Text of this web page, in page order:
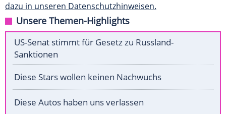
dazu in unseren Datenschutzhinweisen.
Unsere Themen-Highlights
US-Senat stimmt für Gesetz zu Russland-
Sanktionen
Diese Stars wollen keinen Nachwuchs
Diese Autos haben uns verlassen